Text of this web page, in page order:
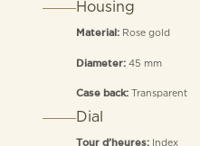
Housing
Material: Rose gold
Diameter: 45 mm
Case back: Transparent
Dial
Tour d’heures: Index